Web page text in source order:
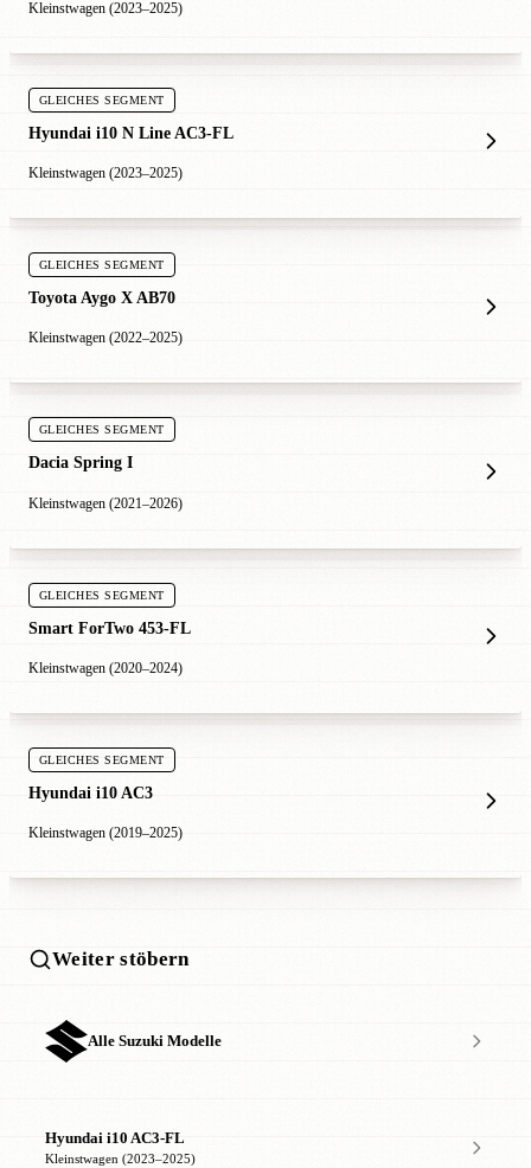
Kleinstwagen (2023–2025)
GLEICHES SEGMENT
Hyundai i10 N Line AC3-FL
Kleinstwagen (2023–2025)
GLEICHES SEGMENT
Toyota Aygo X AB70
Kleinstwagen (2022–2025)
GLEICHES SEGMENT
Dacia Spring I
Kleinstwagen (2021–2026)
GLEICHES SEGMENT
Smart ForTwo 453-FL
Kleinstwagen (2020–2024)
GLEICHES SEGMENT
Hyundai i10 AC3
Kleinstwagen (2019–2025)
Weiter stöbern
Alle Suzuki Modelle
Hyundai i10 AC3-FL
Kleinstwagen (2023–2025)